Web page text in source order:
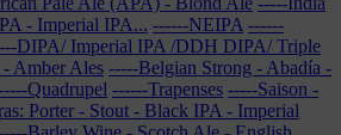
- Imperial IPA... ------NEIPA ------
DIPA/ Imperial IPA /DDH DIPA/ Triple
Amber Ales -----Belgian Strong - Abadía -
Quadrupel ------Trapenses -----Saison -
Porter - Stout - Black IPA - Imperial